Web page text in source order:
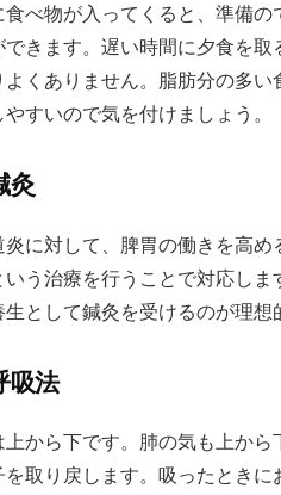
べ物が入ってくると、準備
きます。遅い時間に夕食を
くありません。脂肪分の多
すいので気を付けましょう。
灸
に対して、脾胃の働きを高
いう治療を行うことで対応し
として鍼灸を受けるのが理想
吸法
から下です。肺の気も上か
取り戻します。吸ったとき